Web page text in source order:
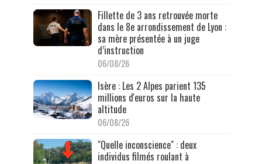
Fillette de 3 ans retrouvée morte
dans le 8e arrondissement de Lyon :
sa mère présentée à un juge
d’instruction
06/08/26
Isère : Les 2 Alpes parient 135
millions d'euros sur la haute
altitude
06/08/26
"Quelle inconscience" : deux
individus filmés roulant à